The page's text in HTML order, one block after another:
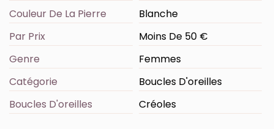
Couleur De La Pierre
Blanche
Par Prix
Moins De 50 €
Genre
Femmes
Catégorie
Boucles D'oreilles
Boucles D'oreilles
Créoles